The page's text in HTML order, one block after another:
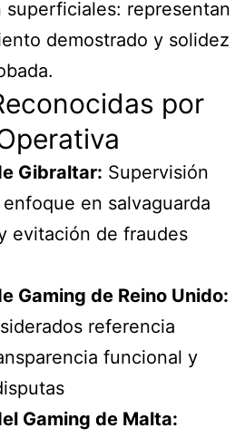
superficiales: representan
demostrado y solidez
por
Gibraltar: Supervisión
en salvaguarda
evitación de fraudes
Gaming de Reino Unido:
referencia
funcional y
Gaming de Malta: